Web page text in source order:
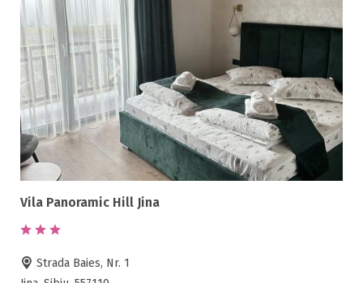
Tip oferta
Toate tipurile de oferte
Alte oferte ( 1 )
Facilități
Internet wireless
Parcare
Restaurant
Vila Panoramic Hill Jina
Strada Baies, Nr. 1